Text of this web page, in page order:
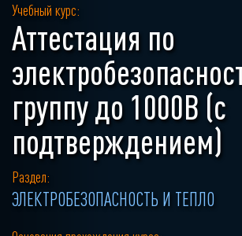
Учебный курс:
Аттестация по
группу до 1000В (с
подтверждением)
Раздел:
ЭЛЕКТРОБЕЗОПАСНОСТЬ И ТЕПЛО